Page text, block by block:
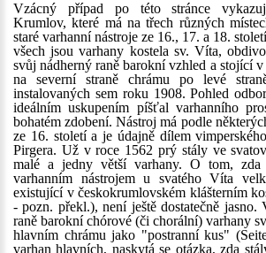
Vzácný případ po této stránce
Krumlov, které má na třech různých
staré varhanní nástroje ze 16., 17. a 18.
všech jsou varhany kostela sv. Víta,
svůj nádherný raně barokní vzhled a stojící
na severní straně chrámu po levé
instalovaných sem roku 1908. Pohled
ideálním uskupením píšťal varhanního
bohatém zdobení. Nástroj má podle
ze 16. století a je údajně dílem
Pirgera. Už v roce 1562 prý stály ve
malé a jedny větší varhany. O tom,
varhanním nástrojem u svatého Víta
existující v českokrumlovském klášterním
- pozn. překl.), není ještě dostatečně
raně barokní chórové (či chorální) varhany
hlavním chrámu jako "postranní kus"
varhan hlavních, naskytá se otázka, zda